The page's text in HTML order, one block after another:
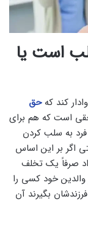
است یا
کند که حق
حقی است که هم برای
فرد به سلب کردن
اگر بر این اساس
صرفاً یک تخلف
خود کسی را
بگیرند آن